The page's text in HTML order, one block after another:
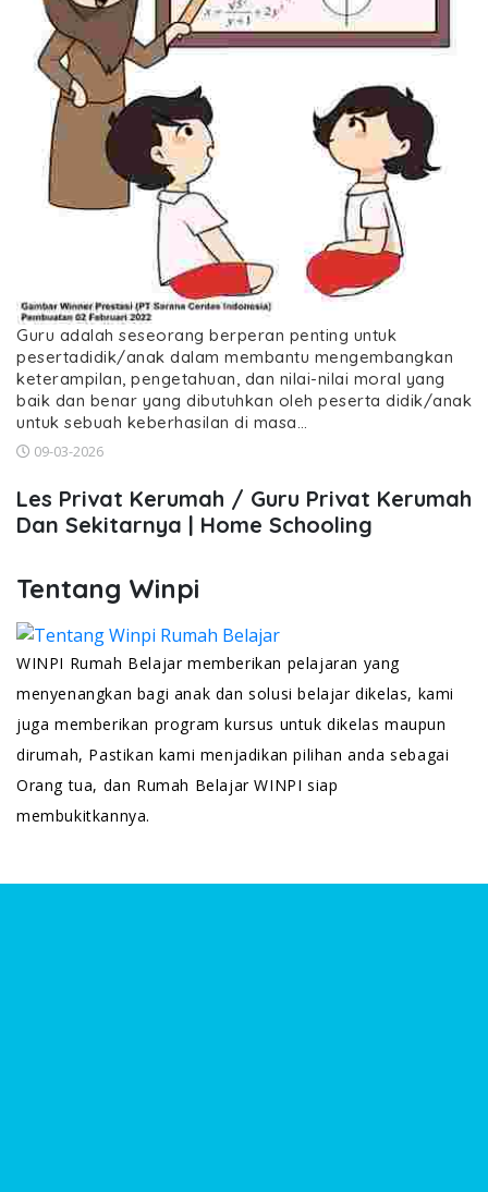
Guru adalah seseorang berperan penting untuk
pesertadidik/anak dalam membantu mengembangkan
keterampilan, pengetahuan, dan nilai-nilai moral yang
baik dan benar yang dibutuhkan oleh peserta didik/anak
untuk sebuah keberhasilan di masa…
09-03-2026
Les Privat Kerumah / Guru Privat Kerumah
Dan Sekitarnya | Home Schooling
Tentang Winpi
WINPI Rumah Belajar memberikan pelajaran yang
menyenangkan bagi anak dan solusi belajar dikelas, kami
juga memberikan program kursus untuk dikelas maupun
dirumah, Pastikan kami menjadikan pilihan anda sebagai
Orang tua, dan Rumah Belajar WINPI siap
membukitkannya.